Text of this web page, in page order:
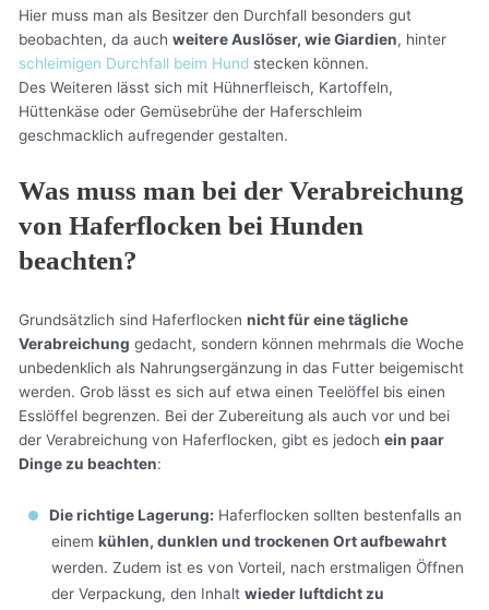
Hier muss man als Besitzer den Durchfall besonders gut
beobachten, da auchweitere Auslöser, wie Giardien, hinter
schleimigen Durchfall beim Hund stecken können.
Des Weiteren lässt sich mit Hühnerfleisch, Kartoffeln,
Hüttenkäse oder Gemüsebrühe der Haferschleim
geschmacklich aufregender gestalten.
Was muss man bei der Verabreichung
von Haferflocken bei Hunden
beachten?
Grundsätzlich sind Haferflockennicht für eine tägliche
Verabreichung gedacht, sondern können mehrmals die Woche
unbedenklich als Nahrungsergänzung in das Futter beigemischt
werden. Grob lässt es sich auf etwa einen Teelöffel bis einen
Esslöffel begrenzen. Bei der Zubereitung als auch vor und bei
der Verabreichung von Haferflocken, gibt es jedochein paar
Dinge zu beachten:
Die richtige Lagerung: Haferflocken sollten bestenfalls an
einemkühlen, dunklen und trockenen Ort aufbewahrt
werden. Zudem ist es von Vorteil, nach erstmaligen Öffnen
der Verpackung, den Inhaltwieder luftdicht zu